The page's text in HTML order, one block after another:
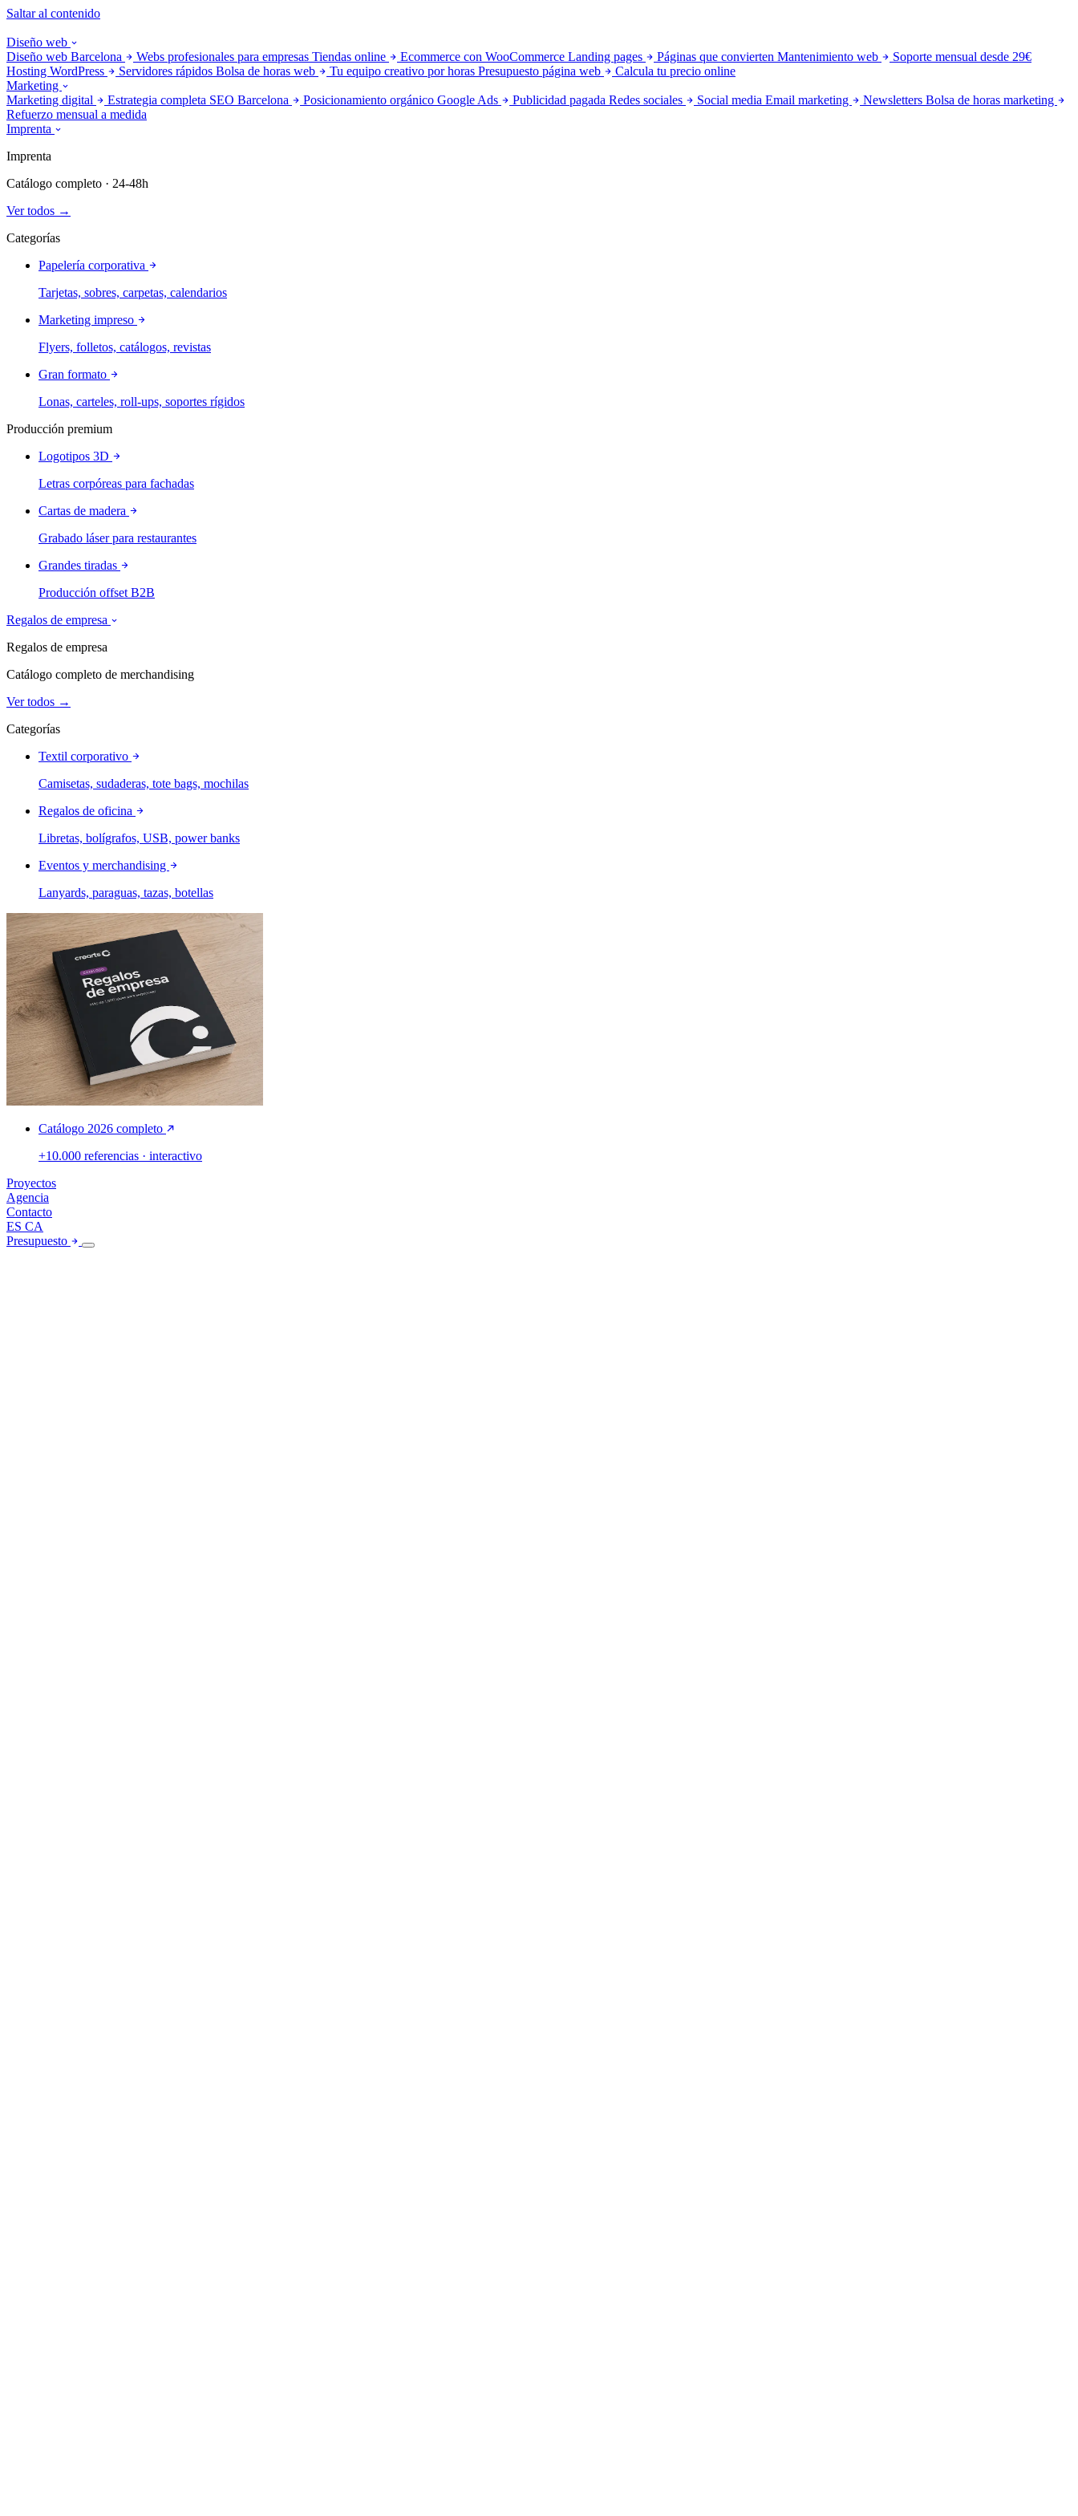
Saltar al contenido
Diseño web
Diseño web Barcelona
Webs profesionales para empresas Tiendas online Ecommerce con WooCommerce Landing pages Páginas que convierten Mantenimiento web
Soporte mensual desde 29€
Hosting WordPress
Servidores rápidos Bolsa de horas web Tu equipo creativo por horas Presupuesto página web
Calcula tu precio online
Marketing
Marketing digital
Estrategia completa SEO Barcelona Posicionamiento orgánico Google Ads Publicidad pagada Redes sociales Social media Email marketing Newsletters Bolsa de horas marketing
Refuerzo mensual a medida
Imprenta
Imprenta
Catálogo completo · 24-48h
Ver todos →
Categorías
Papelería corporativa
Tarjetas, sobres, carpetas, calendarios
Marketing impreso
Flyers, folletos, catálogos, revistas
Gran formato
Lonas, carteles, roll-ups, soportes rígidos
Producción premium
Logotipos 3D
Letras corpóreas para fachadas
Cartas de madera
Grabado láser para restaurantes
Grandes tiradas
Producción offset B2B
Regalos de empresa
Regalos de empresa
Catálogo completo de merchandising
Ver todos →
Categorías
Textil corporativo
Camisetas, sudaderas, tote bags, mochilas
Regalos de oficina
Libretas, bolígrafos, USB, power banks
Eventos y merchandising
Lanyards, paraguas, tazas, botellas
Catálogo 2026 completo
+10.000 referencias · interactivo
Proyectos
Agencia
Contacto
ES CA
Presupuesto